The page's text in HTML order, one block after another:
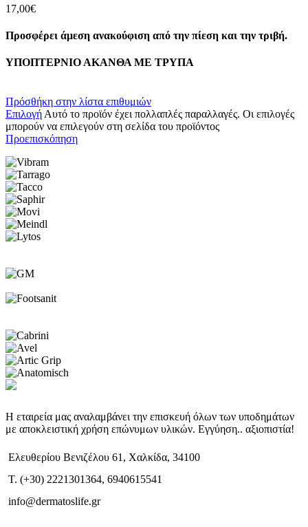
17,00€
Προσφέρει άμεση ανακούφιση από την πίεση και την τριβή.
ΥΠΟΠΤΕΡΝΙΟ ΑΚΑΝΘΑ ΜΕ ΤΡΥΠΑ
Πρόσθήκη στην λίστα επιθυμιών
ΕπιλογήΑυτό το προϊόν έχει πολλαπλές παραλλαγές. Οι επιλογές
μπορούν να επιλεγούν στη σελίδα του προϊόντος
Προεπισκόπηση
Η εταιρεία μας αναλαμβάνει την επισκευή όλων των υποδημάτων
με αποκλειστική χρήση επώνυμων υλικών. Εγγύηση.. αξιοπιστία!
Ελευθερίου Βενιζέλου 61, Χαλκίδα, 34100
T. (+30) 2221301364, 6940615541
info@dermatoslife.gr